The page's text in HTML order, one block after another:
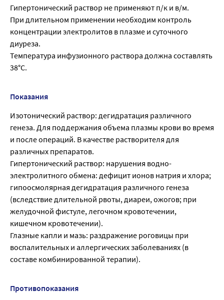
Гипертонический раствор не применяют п/к и в/м.
При длительном применении необходим контроль
концентрации электролитов в плазме и суточного
диуреза.
Температура инфузионного раствора должна составлять
38°С.
Показания
Изотонический раствор: дегидратация различного
генеза. Для поддержания объема плазмы крови во время
и после операций. В качестве растворителя для
различных препаратов.
Гипертонический раствор: нарушения водно-
электролитного обмена: дефицит ионов натрия и хлора;
гипоосмолярная дегидратация различного генеза
(вследствие длительной рвоты, диареи, ожогов; при
желудочной фистуле, легочном кровотечении,
кишечном кровотечении).
Глазные капли и мазь: раздражение роговицы при
воспалительных и аллергических заболеваниях (в
составе комбинированной терапии).
Противопоказания